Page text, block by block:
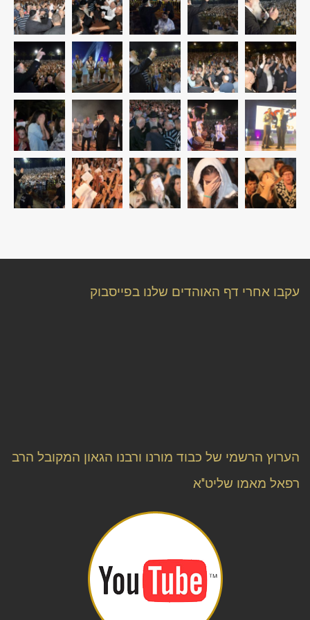
עקבו אחרי דף האוהדים שלנו בפייסבוק
הערוץ הרשמי של כבוד מורנו ורבנו הגאון המקובל הרב
רפאל מאמו שליט"א